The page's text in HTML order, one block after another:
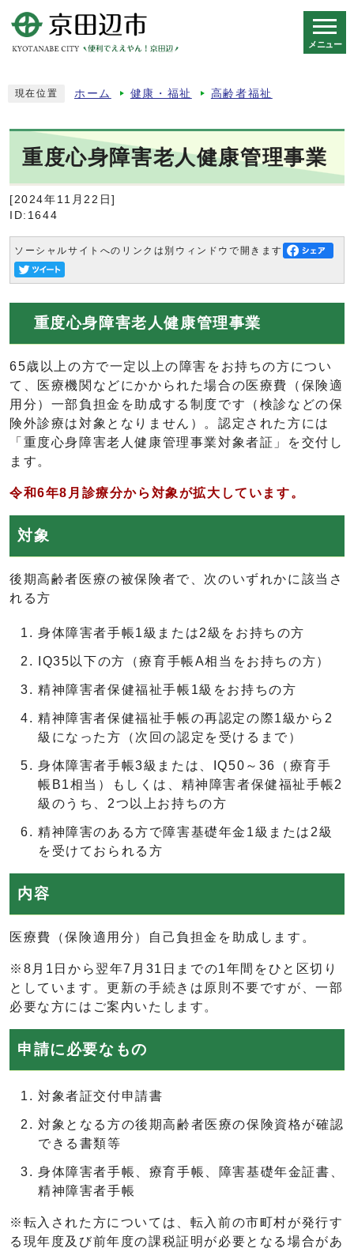
メニュー
現在位置 ホーム 健康・福祉 高齢者福祉
重度心身障害老人健康管理事業
[2024年11月22日]
ID:1644
ソーシャルサイトへのリンクは別ウィンドウで開きます
重度心身障害老人健康管理事業
65歳以上の方で一定以上の障害をお持ちの方につい
て、医療機関などにかかられた場合の医療費（保険適
用分）一部負担金を助成する制度です（検診などの保
険外診療は対象となりません）。認定された方には
「重度心身障害老人健康管理事業対象者証」を交付し
ます。
令和6年8月診療分から対象が拡大しています。
対象
後期高齢者医療の被保険者で、次のいずれかに該当さ
れる方
身体障害者手帳1級または2級をお持ちの方
IQ35以下の方（療育手帳A相当をお持ちの方）
精神障害者保健福祉手帳1級をお持ちの方
精神障害者保健福祉手帳の再認定の際1級から2
級になった方（次回の認定を受けるまで）
身体障害者手帳3級または、IQ50～36（療育手
帳B1相当）もしくは、精神障害者保健福祉手帳2
級のうち、2つ以上お持ちの方
精神障害のある方で障害基礎年金1級または2級
を受けておられる方
内容
医療費（保険適用分）自己負担金を助成します。
※8月1日から翌年7月31日までの1年間をひと区切り
としています。更新の手続きは原則不要ですが、一部
必要な方にはご案内いたします。
申請に必要なもの
対象者証交付申請書
対象となる方の後期高齢者医療の保険資格が確認
できる書類等
身体障害者手帳、療育手帳、障害基礎年金証書、
精神障害者手帳
※転入された方については、転入前の市町村が発行す
る現年度及び前年度の課税証明が必要となる場合があ